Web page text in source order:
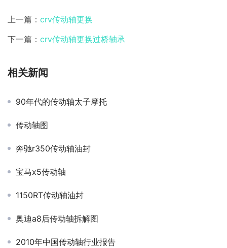
上一篇： crv传动轴更换
下一篇： crv传动轴更换过桥轴承
相关新闻
90年代的传动轴太子摩托
传动轴图
奔驰r350传动轴油封
宝马x5传动轴
1150RT传动轴油封
奥迪a8后传动轴拆解图
2010年中国传动轴行业报告